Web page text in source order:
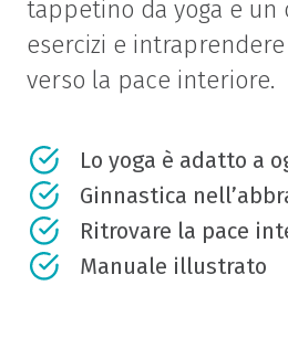
tappetino da yoga e un
esercizi e
verso la pace interiore.
Lo yoga è adatto a
Ginnastica
Ritrovare la pace
Manuale illustrato